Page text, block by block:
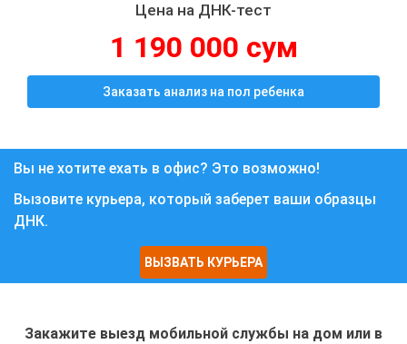
Цена на ДНК-тест
1 190 000 сум
Заказать анализ на пол ребенка
Вы не хотите ехать в офис? Это возможно!
Вызовите курьера, который заберет ваши образцы
ДНК.
ВЫЗВАТЬ КУРЬЕРА
Закажите выезд мобильной службы на дом или в